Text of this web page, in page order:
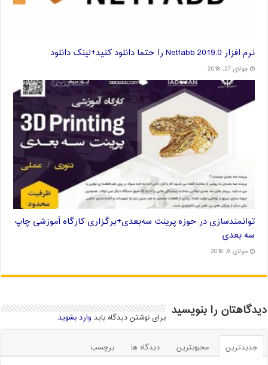
نرم افزار Netfabb 2019.0 را حتما دانلود کنید+لینک دانلود
جولای 27, 2018
توانمندسازی در حوزه پرینت سه‌بعدی+برگزاری کارگاه آموزشی چاپ
سه بعدی
جولای 8, 2018
دیدگاهتان را بنویسید برای نوشتن دیدگاه باید وارد بشوید.
جدیدترین محبوبترین دیدگاه ها برچسب